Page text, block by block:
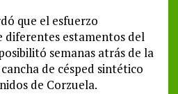
que el esfuerzo
diferentes estamentos del
semanas atrás de la
de césped sintético
de Corzuela.